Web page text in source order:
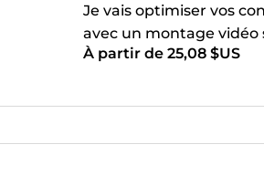
Je vais optimiser vos
avec un montage vidéo
pour les Shorts et Reels
À partir de 25,08 $US